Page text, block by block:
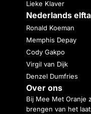
Lieke Klaver
Nederlands
Ronald Koeman
Memphis Depay
Cody Gakpo
Virgil van Dijk
Denzel Dumfries
Over ons
Bij Mee Met Oranje
brengen van het